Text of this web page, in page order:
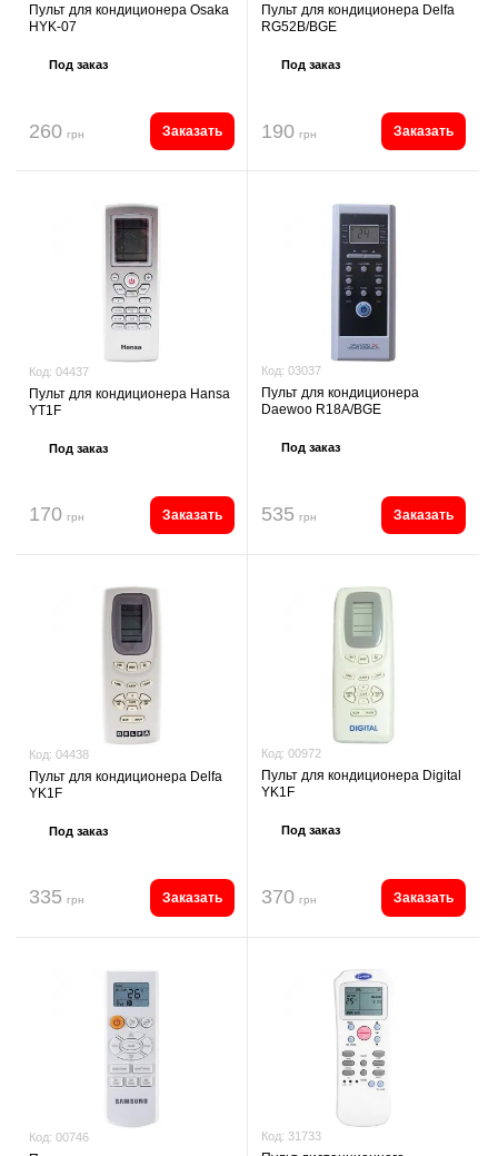
Пульт для кондиционера Osaka
HYK-07
Под заказ
260 грн Заказать
Пульт для кондиционера Delfa
RG52B/BGE
Под заказ
190 грн Заказать
Код: 04437
Пульт для кондиционера Hansa
YT1F
Под заказ
170 грн Заказать
Код: 03037
Пульт для кондиционера
Daewoo R18A/BGE
Под заказ
535 грн Заказать
Код: 04438
Пульт для кондиционера Delfa
YK1F
Под заказ
335 грн Заказать
Код: 00972
Пульт для кондиционера Digital
YK1F
Под заказ
370 грн Заказать
Код: 00746 Код: 31733